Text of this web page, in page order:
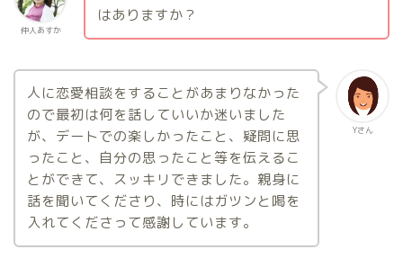
仲人あすか
はありますか？
Yさん
人に恋愛相談をすることがあまりなかった
ので最初は何を話していいか迷いました
が、デートでの楽しかったこと、疑問に思
ったこと、自分の思ったこと等を伝えるこ
とができて、スッキリできました。親身に
話を聞いてくださり、時にはガツンと喝を
入れてくださって感謝しています。